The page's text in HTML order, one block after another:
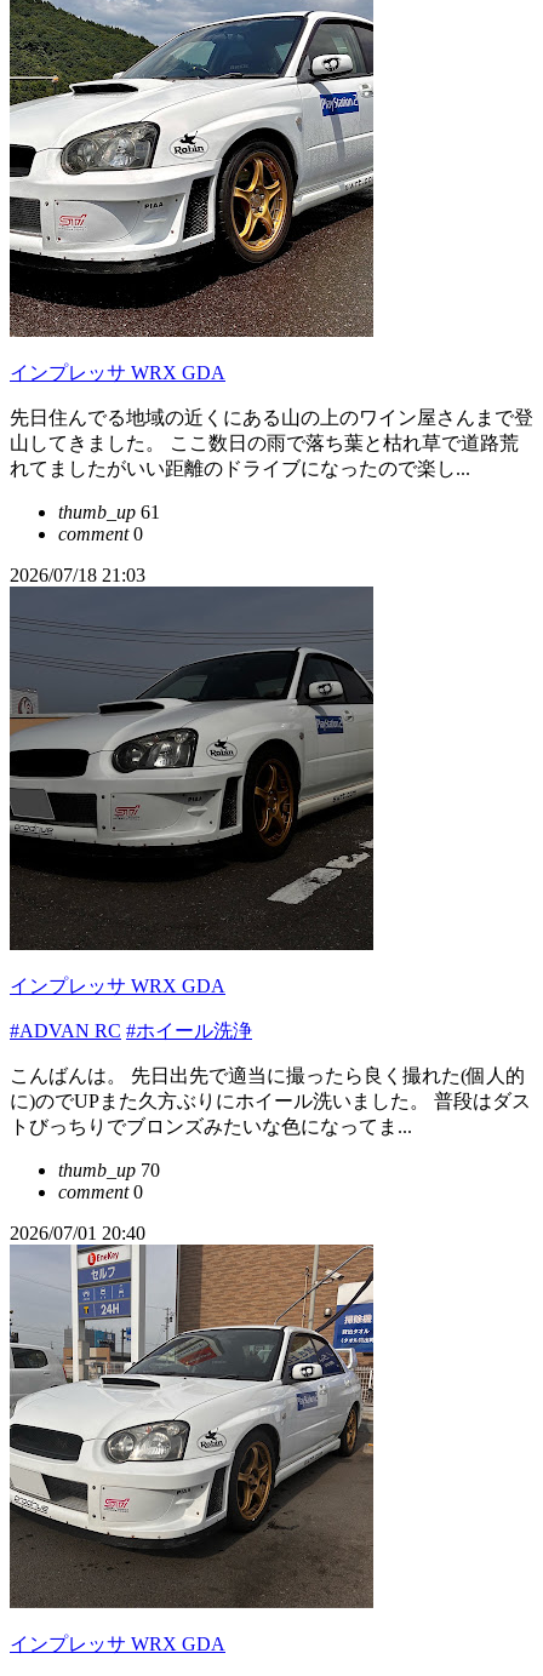
インプレッサ WRX GDA
先日住んでる地域の近くにある山の上のワイン屋さんまで登
山してきました。 ここ数日の雨で落ち葉と枯れ草で道路荒
れてましたがいい距離のドライブになったので楽し...
thumb_up 61
comment0
2026/07/18 21:03
インプレッサ WRX GDA
#ADVAN RC #ホイール洗浄
こんばんは。 先日出先で適当に撮ったら良く撮れた(個人的
に)のでUPまた久方ぶりにホイール洗いました。 普段はダス
トびっちりでブロンズみたいな色になってま...
thumb_up 70
comment0
2026/07/01 20:40
インプレッサ WRX GDA